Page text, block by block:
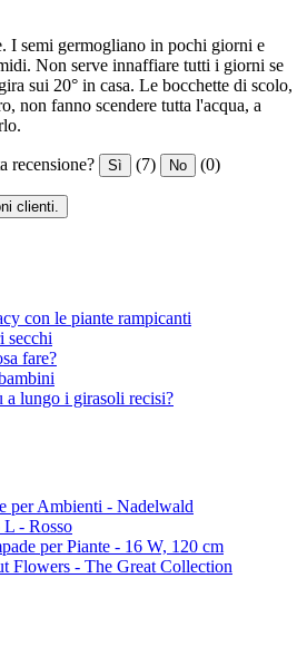
I semi germogliano in pochi giorni e
Non serve innaffiare tutti i giorni se
sui 20° in casa. Le bocchette di scolo,
non fanno scendere tutta l'acqua, a
recensione? Sì (7) No (0)
clienti.
con le piante rampicanti
secchi
fare?
a lungo i girasoli recisi?
per Ambienti - Nadelwald
- Rosso
per Piante - 16 W, 120 cm
Flowers - The Great Collection